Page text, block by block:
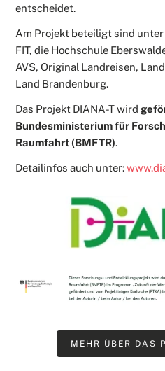
entscheidet.
Am Projekt beteiligt sind
FIT, die Hochschule
AVS, Original Landreisen,
Land Brandenburg.
Das Projekt DIANA-T wird
Bundesministerium für
Raumfahrt (BMFTR).
Detailinfos auch unter:
MEHR ÜBER DAS